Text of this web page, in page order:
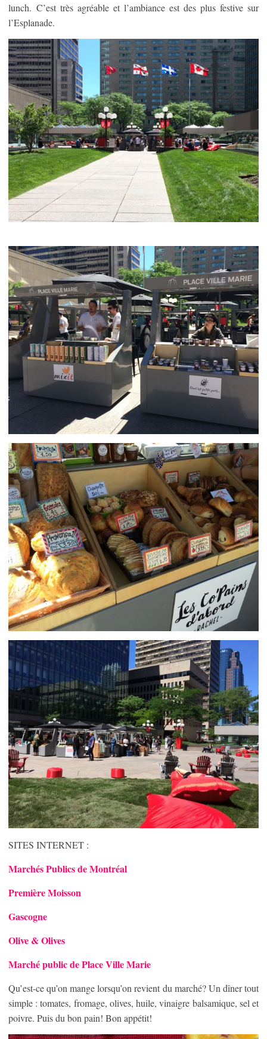
lunch. C’est très agréable et l’ambiance est des plus festive sur
l’Esplanade.
SITES INTERNET :
Marchés Publics de Montréal
Première Moisson
Gascogne
Olive & Olives
Marché public de Place Ville Marie
Qu’est-ce qu’on mange lorsqu’on revient du marché? Un dîner tout
simple : tomates, fromage, olives, huile, vinaigre balsamique, sel et
poivre. Puis du bon pain! Bon appétit!